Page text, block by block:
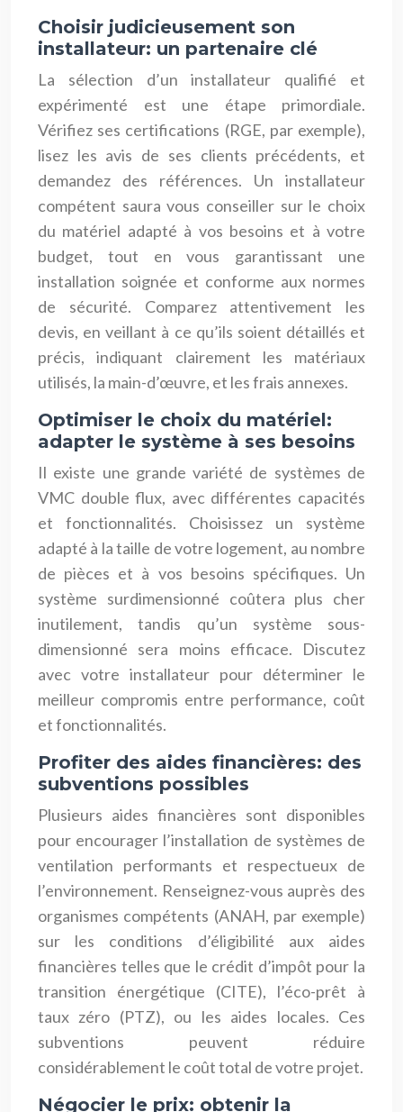
Choisir judicieusement son
installateur: un partenaire clé
La sélection d’un installateur qualifié et
expérimenté est une étape primordiale.
Vérifiez ses certifications (RGE, par exemple),
lisez les avis de ses clients précédents, et
demandez des références. Un installateur
compétent saura vous conseiller sur le choix
du matériel adapté à vos besoins et à votre
budget, tout en vous garantissant une
installation soignée et conforme aux normes
de sécurité. Comparez attentivement les
devis, en veillant à ce qu’ils soient détaillés et
précis, indiquant clairement les matériaux
utilisés, la main-d’œuvre, et les frais annexes.
Optimiser le choix du matériel:
adapter le système à ses besoins
Il existe une grande variété de systèmes de
VMC double flux, avec différentes capacités
et fonctionnalités. Choisissez un système
adapté à la taille de votre logement, au nombre
de pièces et à vos besoins spécifiques. Un
système surdimensionné coûtera plus cher
inutilement, tandis qu’un système sous-
dimensionné sera moins efficace. Discutez
avec votre installateur pour déterminer le
meilleur compromis entre performance, coût
et fonctionnalités.
Profiter des aides financières: des
subventions possibles
Plusieurs aides financières sont disponibles
pour encourager l’installation de systèmes de
ventilation performants et respectueux de
l’environnement. Renseignez-vous auprès des
organismes compétents (ANAH, par exemple)
sur les conditions d’éligibilité aux aides
financières telles que le crédit d’impôt pour la
transition énergétique (CITE), l’éco-prêt à
taux zéro (PTZ), ou les aides locales. Ces
subventions peuvent réduire
considérablement le coût total de votre projet.
Négocier le prix: obtenir la